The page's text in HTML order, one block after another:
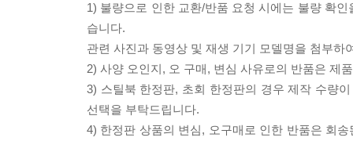
1) 불량으로 인한 교환/반품 요청 시에는 불량 확
습니다.
관련 사진과 동영상 및 재생 기기 모델명을 첨부하
2) 사양 오인지, 오 구매, 변심 사유로의 반품은 제
3) 스틸북 한정판, 초회 한정판의 경우 제작 수량
선택을 부탁드립니다.
4) 한정판 상품의 변심, 오구매로 인한 반품은 회